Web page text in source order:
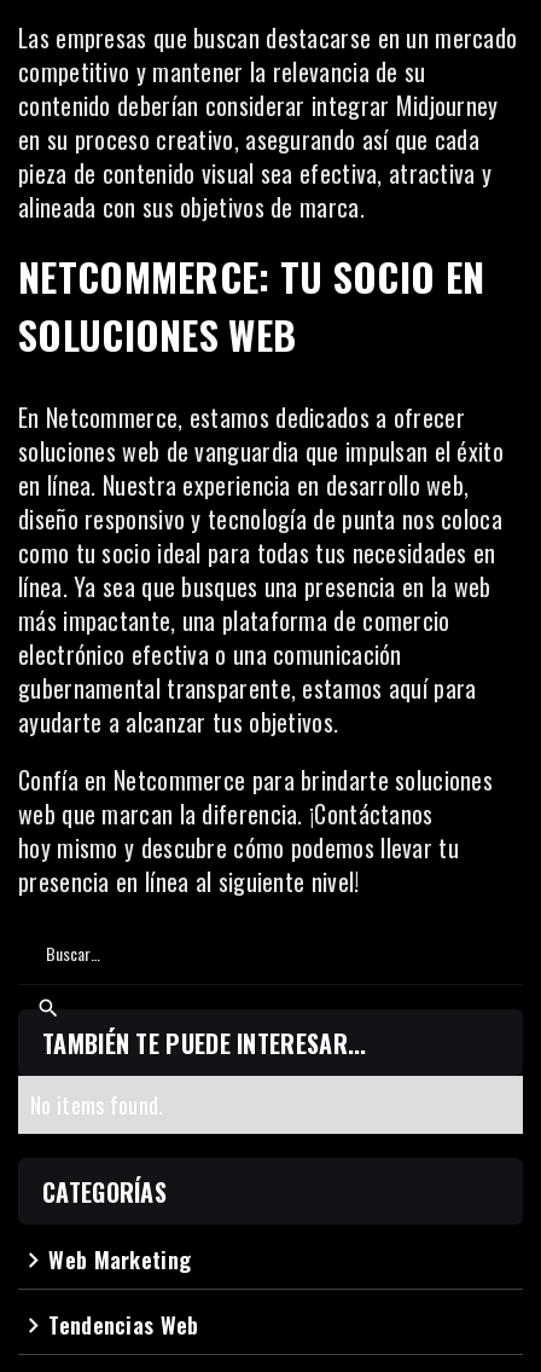
Las empresas que buscan destacarse en un mercado
competitivo y mantener la relevancia de su
contenido deberían considerar integrar Midjourney
en su proceso creativo, asegurando así que cada
pieza de contenido visual sea efectiva, atractiva y
alineada con sus objetivos de marca.
NETCOMMERCE: TU SOCIO EN
SOLUCIONES WEB
En Netcommerce, estamos dedicados a ofrecer
soluciones web de vanguardia que impulsan el éxito
en línea. Nuestra experiencia en desarrollo web,
diseño responsivo y tecnología de punta nos coloca
como tu socio ideal para todas tus necesidades en
línea. Ya sea que busques una presencia en la web
más impactante, una plataforma de comercio
electrónico efectiva o una comunicación
gubernamental transparente, estamos aquí para
ayudarte a alcanzar tus objetivos.
Confía en Netcommerce para brindarte soluciones
web que marcan la diferencia. ¡Contáctanos
hoymismo y descubre cómo podemos llevar tu
presencia en línea al siguiente nivel!
TAMBIÉN TE PUEDE INTERESAR...
No items found.
CATEGORÍAS
navigate_nextWeb Marketing
navigate_next Tendencias Web